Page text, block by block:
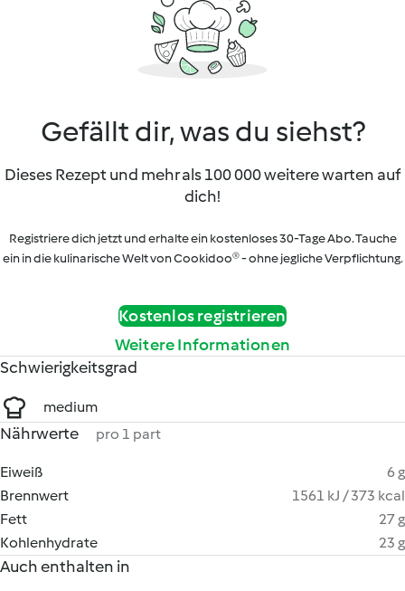
Gefällt dir, was du siehst?
Dieses Rezept und mehr als 100 000 weitere warten auf
dich!
Registriere dich jetzt und erhalte ein kostenloses 30-Tage Abo. Tauche
ein in die kulinarische Welt von Cookidoo® - ohne jegliche Verpflichtung.
Kostenlos registrieren
Weitere Informationen
Schwierigkeitsgrad
medium
Nährwerte pro 1 part
Eiweiß
6 g
Brennwert
1561 kJ / 373 kcal
Fett
27 g
Kohlenhydrate
23 g
Auch enthalten in